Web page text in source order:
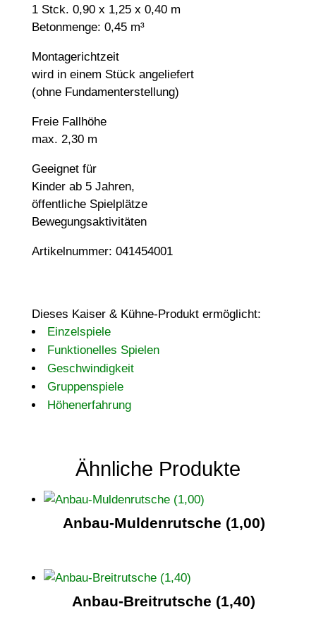
1 Stck. 0,90 x 1,25 x 0,40 m
Betonmenge: 0,45 m³
Montagerichtzeit
wird in einem Stück angeliefert
(ohne Fundamenterstellung)
Freie Fallhöhe
max. 2,30 m
Geeignet für
Kinder ab 5 Jahren,
öffentliche Spielplätze
Bewegungsaktivitäten
Artikelnummer: 041454001
Dieses Kaiser & Kühne-Produkt ermöglicht:
Einzelspiele
Funktionelles Spielen
Geschwindigkeit
Gruppenspiele
Höhenerfahrung
Ähnliche Produkte
Anbau-Muldenrutsche (1,00)
Anbau-Breitrutsche (1,40)